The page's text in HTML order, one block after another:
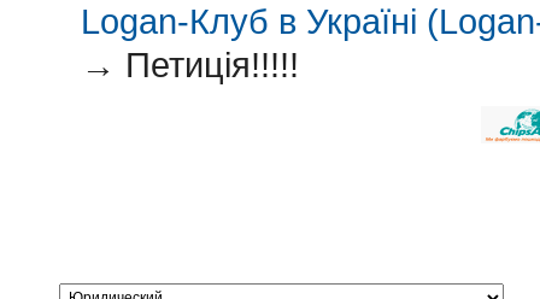
Logan-Клуб в Україні
→ Петиція!!!!!